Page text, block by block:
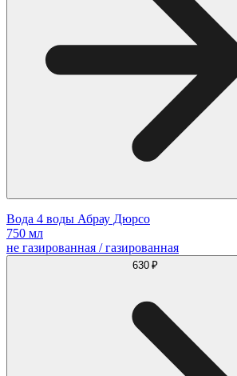
Вода 4 воды Абрау Дюрсо
750 мл
не газированная / газированная
630 ₽